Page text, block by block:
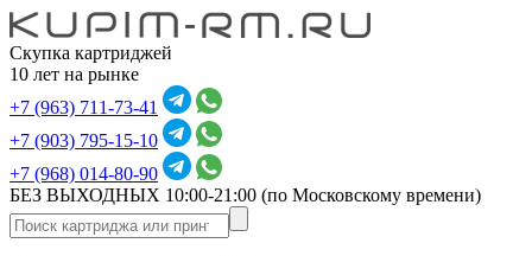
Скупка картриджей
10 лет на рынке
+7 (963) 711-73-41
+7 (903) 795-15-10
+7 (968) 014-80-90
БЕЗ ВЫХОДНЫХ 10:00-21:00 (по Московскому времени)